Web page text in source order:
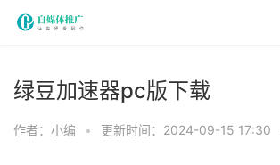
绿豆加速器pc版下载
作者：小编 • 更新时间：2024-09-15 17:30